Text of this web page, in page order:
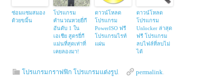
ซ่อมแซมสมอง
ด้วยขมิ้น
โปรแกรม
คำนวณหวยยี่กี
อันดับ 1 ใน
เอเชีย สูตรยี่กี
แม่นที่สุดเท่าที่
เคยลองมา!
ดาวน์โหลด
โปรแกรม
PowerISO ฟรี
โปรแกรมไรท์
แผ่น
ดาวน์โหลด
โปรแกรม
Unlocker ล่าสุด
ฟรี โปรแกรม
ลบไฟล์ที่ลบไม่
ได้
โปรแกรมกราฟฟิก โปรแกรมแต่งรูป permalink